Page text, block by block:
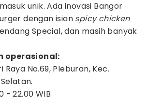
unik. Ada inovasi Bangor
dengan isian spicy chicken
Special, dan masih banyak
operasional:
Raya No.69, Pleburan, Kec.
- 22.00 WIB